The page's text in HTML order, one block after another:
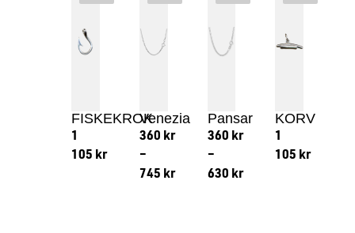
FISKEKROK
1
105 kr
Venezia
360 kr
–
745 kr
Pansar
360 kr
–
630 kr
KORV
1
105 kr